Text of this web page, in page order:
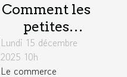
Comment les
petites
entreprises
peuvent
Lundi 15 décembre
2025 10h
Le commerce